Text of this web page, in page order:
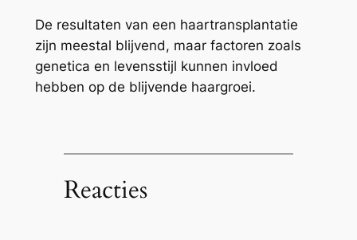
De resultaten van een haartransplantatie
zijn meestal blijvend, maar factoren zoals
genetica en levensstijl kunnen invloed
hebben op de blijvende haargroei.
Reacties